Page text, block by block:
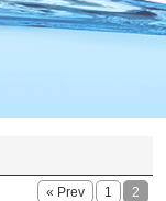
« Prev 1 2